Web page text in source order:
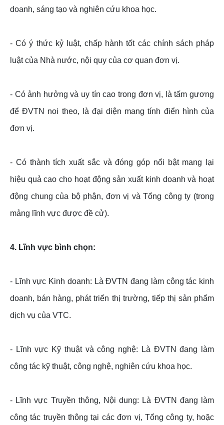
doanh, sáng tạo và nghiên cứu khoa học.
- Có ý thức kỷ luật, chấp hành tốt các chính sách pháp
luật của Nhà nước, nội quy của cơ quan đơn vị.
- Có ảnh hưởng và uy tín cao trong đơn vị, là tấm gương
để ĐVTN noi theo, là đại diện mang tính điển hình của
đơn vị.
- Có thành tích xuất sắc và đóng góp nổi bật mang lại
hiệu quả cao cho hoạt động sản xuất kinh doanh và hoạt
động chung của bộ phận, đơn vị và Tổng công ty (trong
mảng lĩnh vực được đề cử).
4. Lĩnh vực bình chọn:
- Lĩnh vực Kinh doanh: Là ĐVTN đang làm công tác kinh
doanh, bán hàng, phát triển thị trường, tiếp thị sản phẩm
dịch vụ của VTC.
- Lĩnh vực Kỹ thuật và công nghệ: Là ĐVTN đang làm
công tác kỹ thuật, công nghệ, nghiên cứu khoa học.
- Lĩnh vực Truyền thông, Nội dung: Là ĐVTN đang làm
công tác truyền thông tại các đơn vị, Tổng công ty, hoặc